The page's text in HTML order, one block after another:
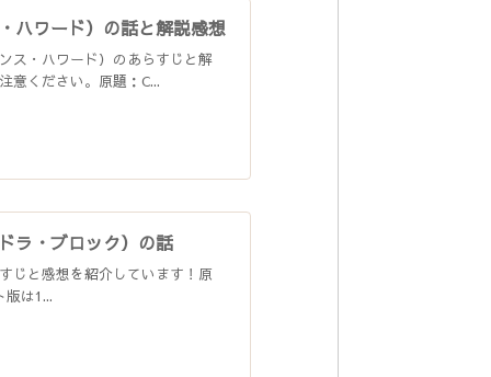
ハワード）の話と解説感想
ス・ハワード）のあらすじと解
意ください。原題：C...
ラ・ブロック）の話
じと感想を紹介しています！原
は1...